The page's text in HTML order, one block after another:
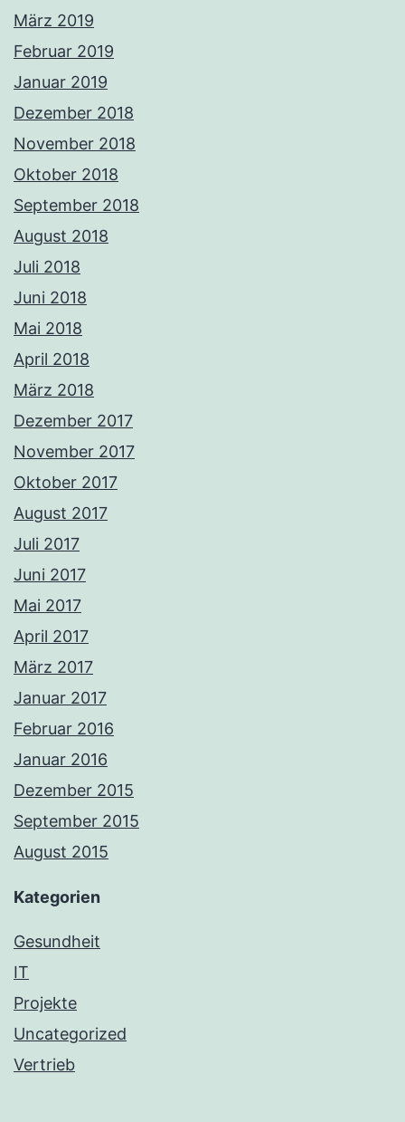
März 2019
Februar 2019
Januar 2019
Dezember 2018
November 2018
Oktober 2018
September 2018
August 2018
Juli 2018
Juni 2018
Mai 2018
April 2018
März 2018
Dezember 2017
November 2017
Oktober 2017
August 2017
Juli 2017
Juni 2017
Mai 2017
April 2017
März 2017
Januar 2017
Februar 2016
Januar 2016
Dezember 2015
September 2015
August 2015
Kategorien
Gesundheit
IT
Projekte
Uncategorized
Vertrieb